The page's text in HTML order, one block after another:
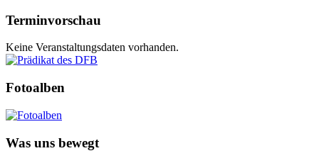
Terminvorschau
Keine Veranstaltungsdaten vorhanden.
Fotoalben
Was uns bewegt